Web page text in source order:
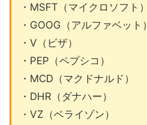
・MSFT（マイクロソフト）
・GOOG（アルファベット）
・V（ビザ）
・PEP（ペプシコ）
・MCD（マクドナルド）
・DHR（ダナハー）
・VZ（ベライゾン）